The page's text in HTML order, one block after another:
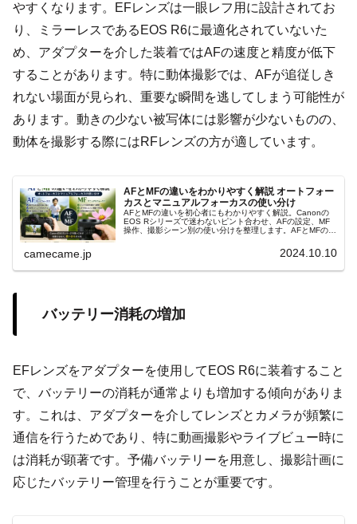
やすくなります。EFレンズは一眼レフ用に設計されてお
り、ミラーレスであるEOS R6に最適化されていないた
め、アダプターを介した装着ではAFの速度と精度が低下
することがあります。特に動体撮影では、AFが追従しき
れない場面が見られ、重要な瞬間を逃してしまう可能性が
あります。動きの少ない被写体には影響が少ないものの、
動体を撮影する際にはRFレンズの方が適しています。
AFとMFの違いをわかりやすく解説 オートフォー
カスとマニュアルフォーカスの使い分け
AFとMFの違いを初心者にもわかりやすく解説。Canonの
EOS Rシリーズで迷わないピント合わせ、AFの設定、MF
操作、撮影シーン別の使い分けを整理します。AFとMFの判
camecame.jp 2024.10.10
バッテリー消耗の増加
EFレンズをアダプターを使用してEOS R6に装着すること
で、バッテリーの消耗が通常よりも増加する傾向がありま
す。これは、アダプターを介してレンズとカメラが頻繁に
通信を行うためであり、特に動画撮影やライブビュー時に
は消耗が顕著です。予備バッテリーを用意し、撮影計画に
応じたバッテリー管理を行うことが重要です。